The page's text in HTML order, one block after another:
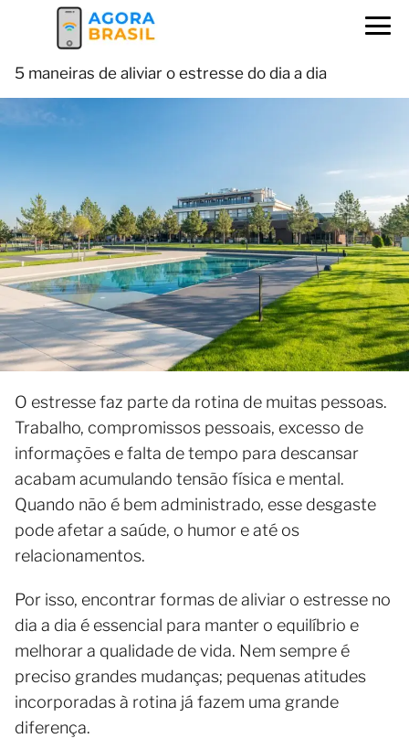
5 maneiras de aliviar o estresse do dia a dia
O estresse faz parte da rotina de muitas pessoas.
Trabalho, compromissos pessoais, excesso de
informações e falta de tempo para descansar
acabam acumulando tensão física e mental.
Quando não é bem administrado, esse desgaste
pode afetar a saúde, o humor e até os
relacionamentos.
Por isso, encontrar formas de aliviar o estresse no
dia a dia é essencial para manter o equilíbrio e
melhorar a qualidade de vida. Nem sempre é
preciso grandes mudanças; pequenas atitudes
incorporadas à rotina já fazem uma grande
diferença.